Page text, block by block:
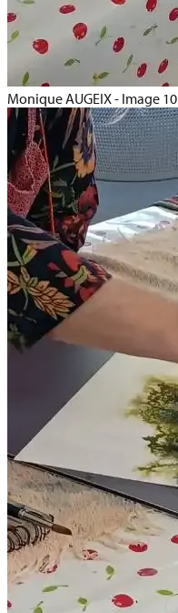
Monique AUGEIX - Image 10